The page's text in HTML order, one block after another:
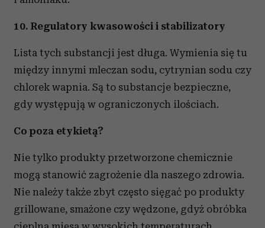
10. Regulatory kwasowości i stabilizatory
Lista tych substancji jest długa. Wymienia się tu
między innymi mleczan sodu, cytrynian sodu czy
chlorek wapnia. Są to substancje bezpieczne,
gdy występują w ograniczonych ilościach.
Co poza etykietą?
Nie tylko produkty przetworzone chemicznie
mogą stanowić zagrożenie dla naszego zdrowia.
Nie należy także zbyt często sięgać po produkty
grillowane, smażone czy wędzone, gdyż obróbka